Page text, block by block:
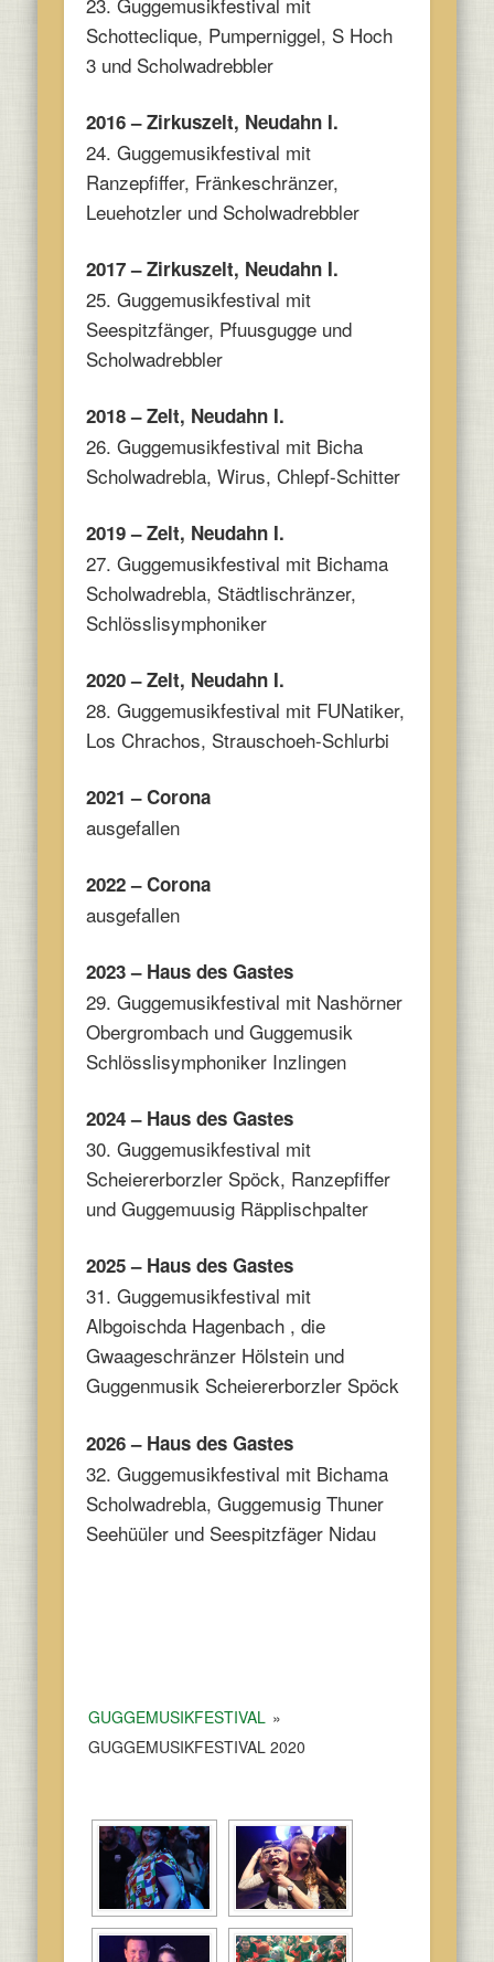
Schotteclique, Pumperniggel, S Hoch
3 und Scholwadrebbler
2016 – Zirkuszelt, Neudahn I.
24. Guggemusikfestival mit
Ranzepfiffer, Fränkeschränzer,
Leuehotzler und Scholwadrebbler
2017 – Zirkuszelt, Neudahn I.
25. Guggemusikfestival mit
Seespitzfänger, Pfuusgugge und
Scholwadrebbler
2018 – Zelt, Neudahn I.
26. Guggemusikfestival mit Bicha
Scholwadrebla, Wirus, Chlepf-Schitter
2019 – Zelt, Neudahn I.
27. Guggemusikfestival mit Bichama
Scholwadrebla, Städtlischränzer,
Schlösslisymphoniker
2020 – Zelt, Neudahn I.
28. Guggemusikfestival mit FUNatiker,
Los Chrachos, Strauschoeh-Schlurbi
2021 – Corona
ausgefallen
2022 – Corona
ausgefallen
2023 – Haus des Gastes
29. Guggemusikfestival mit Nashörner
Obergrombach und Guggemusik
Schlösslisymphoniker Inzlingen
2024 – Haus des Gastes
30. Guggemusikfestival mit
Scheiererborzler Spöck, Ranzepfiffer
undGuggemuusig Räpplischpalter
2025 – Haus des Gastes
31. Guggemusikfestival mit
Albgoischda Hagenbach , die
Gwaageschränzer Hölstein und
Guggenmusik Scheiererborzler Spöck
2026 – Haus des Gastes
32. Guggemusikfestival mit Bichama
Scholwadrebla, Guggemusig Thuner
Seehüüler und Seespitzfäger Nidau
GUGGEMUSIKFESTIVAL »
GUGGEMUSIKFESTIVAL 2020